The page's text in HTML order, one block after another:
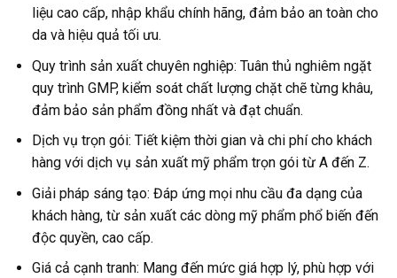
liệu cao cấp, nhập khẩu chính hãng, đảm bảo an toàn cho
da và hiệu quả tối ưu.
Quy trình sản xuất chuyên nghiệp: Tuân thủ nghiêm ngặt
quy trình GMP, kiểm soát chất lượng chặt chẽ từng khâu,
đảm bảo sản phẩm đồng nhất và đạt chuẩn.
Dịch vụ trọn gói: Tiết kiệm thời gian và chi phí cho khách
hàng với dịch vụ sản xuất mỹ phẩm trọn gói từ A đến Z.
Giải pháp sáng tạo: Đáp ứng mọi nhu cầu đa dạng của
khách hàng, từ sản xuất các dòng mỹ phẩm phổ biến đến
độc quyền, cao cấp.
Giá cả cạnh tranh: Mang đến mức giá hợp lý, phù hợp với